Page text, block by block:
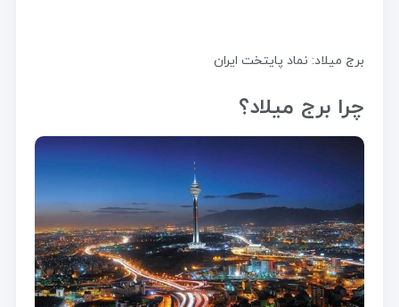
برج میلاد: نماد پایتخت ایران
چرا برج میلاد؟